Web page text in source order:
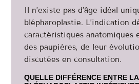
Il n’existe pas d’âge idéal
blépharoplastie. L’indication
caractéristiques anatomiques
des paupières, de leur
discutées en consultation.
QUELLE DIFFÉRENCE ENTRE LA